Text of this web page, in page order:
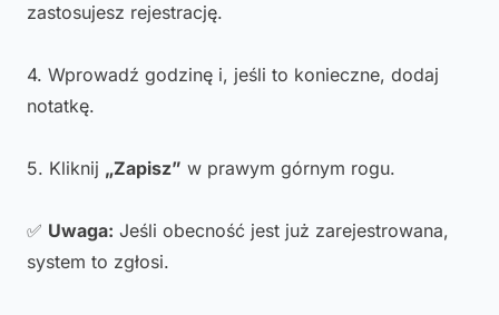
zastosujesz rejestrację.
4. Wprowadź godzinę i, jeśli to konieczne, dodaj
notatkę.
5. Kliknij „Zapisz” w prawym górnym rogu.
✅ Uwaga: Jeśli obecność jest już zarejestrowana,
system to zgłosi.